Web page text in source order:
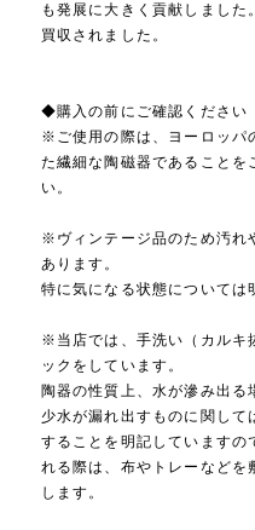
も発展に大きく貢献しまし
買収されました。
◆購入の前にご確認ください
※ご使用の際は、ヨーロッパ
た繊細な陶磁器であることを
い。
※ヴィンテージ品のため汚れ
あります。
特に気になる状態については
※当店では、手洗い（カル
ックをしています。
陶器の性質上、水が滲み出る
少水が漏れ出すものに関して
することを明記していますの
れる際は、布やトレーなどを
します。